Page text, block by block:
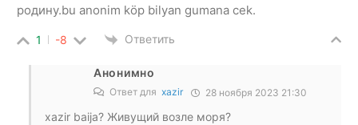
родину.bu anonim köp bilyan gumana cek.
1 -8 Ответить
Анонимно
Ответ для xazir 28 ноября 2023 21:30
xazir baija? Живущий возле моря?